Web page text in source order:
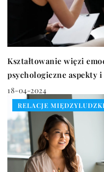
Kształtowanie więzi
psychologiczne aspekty
18-04-2024
RELACJE